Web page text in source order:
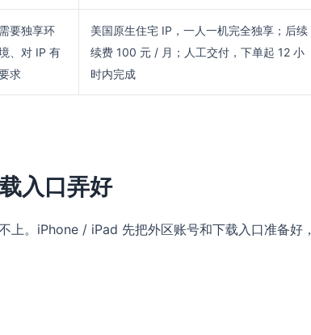
需要独享环
、对 IP 有
求
美国原生住宅 IP，一人一机完全独享；后续
续费 100 元 / 月；人工交付，下单起 12 小
时内完成
入口弄好
上。iPhone / iPad 先把外区账号和下载入口准备好，